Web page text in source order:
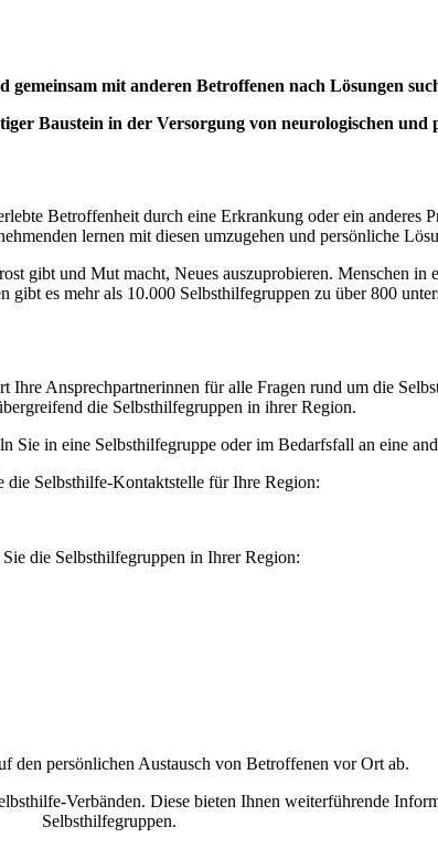
gemeinsam mit anderen Betroffenen nach Lösungen
Baustein in der Versorgung von neurologischen
Betroffenheit durch eine Erkrankung oder ein anderes
lernen mit diesen umzugehen und persönliche
gibt und Mut macht, Neues auszuprobieren. Menschen
es mehr als 10.000 Selbsthilfegruppen zu über 800
Ihre Ansprechpartnerinnen für alle Fragen rund um die
die Selbsthilfegruppen in ihrer Region.
in eine Selbsthilfegruppe oder im Bedarfsfall an eine
die Selbsthilfe-Kontaktstelle für Ihre Region:
die Selbsthilfegruppen in Ihrer Region:
den persönlichen Austausch von Betroffenen vor Ort ab.
Verbänden. Diese bieten Ihnen weiterführende
Selbsthilfegruppen.